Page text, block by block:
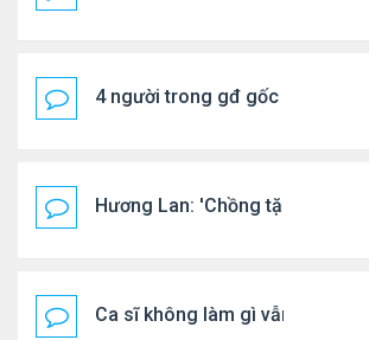
4 người trong gđ gốc Việt thiệt
Hương Lan: 'Chồng tặng tôi khu
Ca sĩ không làm gì vẫn kiếm